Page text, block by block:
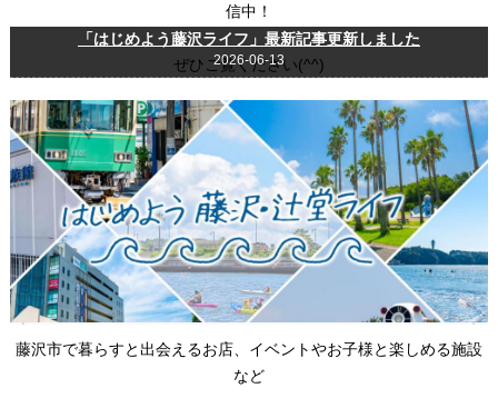
「はじめよう藤沢ライフ」最新記事更新しました
2026-06-13
信中！
ぜひご覧ください(^^)
藤沢市で暮らすと出会えるお店、イベントやお子様と楽しめる施設
など